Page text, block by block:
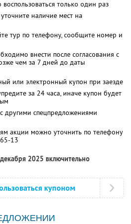
только один раз
наличие мест на
тур по телефону, сообщите номер и
внести после согласования с
чем за 7 дней до даты
или электронный купон при заезде
за 24 часа, иначе купон будет
другими спецпредложениями
акции можно уточнить по телефону
13
2025 включительно
купоном